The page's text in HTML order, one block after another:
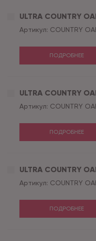
ULTRA COUNTRY
Артикул: COUNTRY
ПОДРОБНЕЕ
ULTRA COUNTRY
Артикул: COUNTRY
ПОДРОБНЕЕ
ULTRA COUNTRY
Артикул: COUNTRY
ПОДРОБНЕЕ